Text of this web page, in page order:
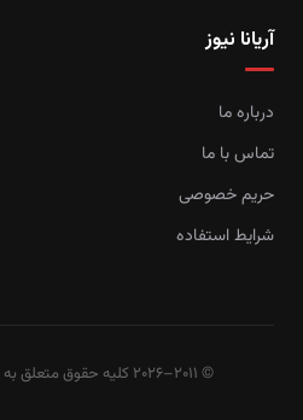
آریانا نیوز
درباره ما
تماس با ما
حریم خصوصی
شرایط استفاده
© 2011–2026 کلیه حقوق متعلق به